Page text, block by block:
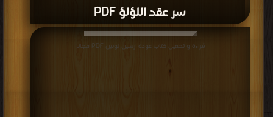
سر عقد اللؤلؤ PDF
قراءة و تحميل كتاب عودة ارسين لوبين PDF مجانا